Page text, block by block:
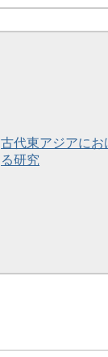
古代東アジアに
る研究